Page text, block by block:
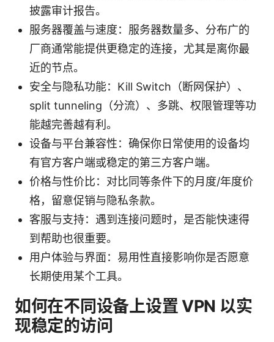
披露审计报告。
服务器覆盖与速度：服务器数量多、分布广的
厂商通常能提供更稳定的连接，尤其是离你最
近的节点。
安全与隐私功能：Kill Switch（断网保护）、
split tunneling（分流）、多跳、权限管理等功
能越完善越有利。
设备与平台兼容性：确保你日常使用的设备均
有官方客户端或稳定的第三方客户端。
价格与性价比：对比同等条件下的月度/年度价
格，留意促销与隐私条款。
客服与支持：遇到连接问题时，是否能快速得
到帮助也很重要。
用户体验与界面：易用性直接影响你是否愿意
长期使用某个工具。
如何在不同设备上设置 VPN 以实
现稳定的访问